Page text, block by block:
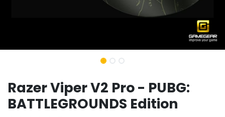
Razer Viper V2 Pro - PUBG:
BATTLEGROUNDS Edition